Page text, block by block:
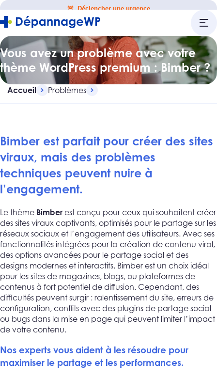
🚨 Déclencher une urgence
Vous avez un problème avec votre
thème WordPress premium : Bimber ?
Accueil Problèmes
Bimber est parfait pour créer des sites
viraux, mais des problèmes
techniques peuvent nuire à
l’engagement.
Le thème Bimber est conçu pour ceux qui souhaitent créer
des sites viraux captivants, optimisés pour le partage sur les
réseaux sociaux et l’engagement des utilisateurs. Avec ses
fonctionnalités intégrées pour la création de contenu viral,
des options avancées pour le partage social et des
designs modernes et interactifs, Bimber est un choix idéal
pour les sites de magazines, blogs, ou plateformes de
contenus à fort potentiel de diffusion. Cependant, des
difficultés peuvent surgir : ralentissement du site, erreurs de
configuration, conflits avec des plugins de partage social
ou bugs dans la mise en page qui peuvent limiter l’impact
de votre contenu.
Nos experts vous aident à les résoudre pour
maximiser le partage et les performances.